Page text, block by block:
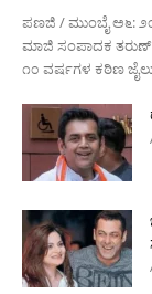
ಪಣಜಿ / ಮುಂಬೈ ಅ೬:
ಮಾಜಿ ಸಂಪಾದಕ
೧೦ ವರ್ಷಗಳ ಕಠಿಣ